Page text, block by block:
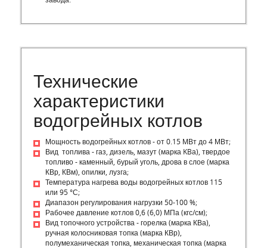
Технические
характеристики
водогрейных котлов
Мощность водогрейных котлов - от 0.15 МВт до 4 МВт;
Вид топлива - газ, дизель, мазут (марка KBа), твердое
топливо - каменный, бурый уголь, дрова в слое (марка
КВр, КВм), опилки, лузга;
Температура нагрева воды водогрейных котлов 115
или 95 °С;
Диапазон регулирования нагрузки 50-100 %;
Рабочее давление котлов 0,6 (6,0) МПа (кгс/см);
Вид топочного устройства - горелка (марка КВа),
ручная колосниковая топка (марка КВр),
полумеханическая топка, механическая топка (марка